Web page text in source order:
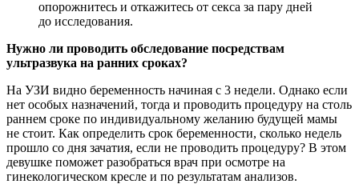
опорожнитесь и откажитесь от секса за пару дней
до исследования.
Нужно ли проводить обследование посредствам
ультразвука на ранних сроках?
На УЗИ видно беременность начиная с 3 недели. Однако если
нет особых назначений, тогда и проводить процедуру на столь
раннем сроке по индивидуальному желанию будущей мамы
не стоит. Как определить срок беременности, сколько недель
прошло со дня зачатия, если не проводить процедуру? В этом
девушке поможет разобраться врач при осмотре на
гинекологическом кресле и по результатам анализов.